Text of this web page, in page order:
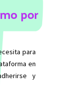
por
para
en
y